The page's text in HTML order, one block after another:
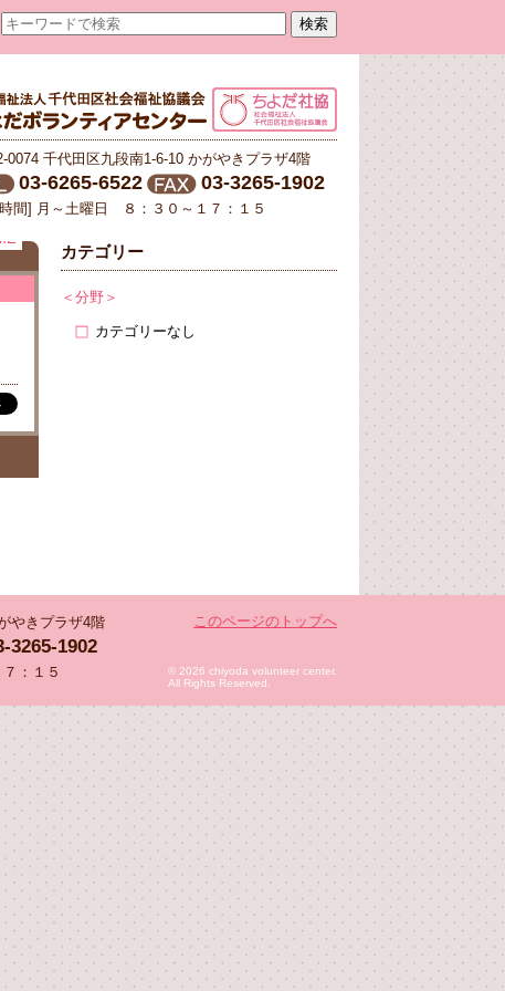
0074 千代田区九段南1-6-10 かがやきプラザ4階
03-6265-6522 03-3265-1902
間] 月～土曜日 ８：３０～１７：１５
カテゴリー
＜分野＞
カテゴリーなし
やきプラザ4階
3265-1902
：１５
このページのトップへ
© 2026 chiyoda volunteer center.
All Rights Reserved.